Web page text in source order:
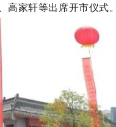
高家轩等出席开市仪式。